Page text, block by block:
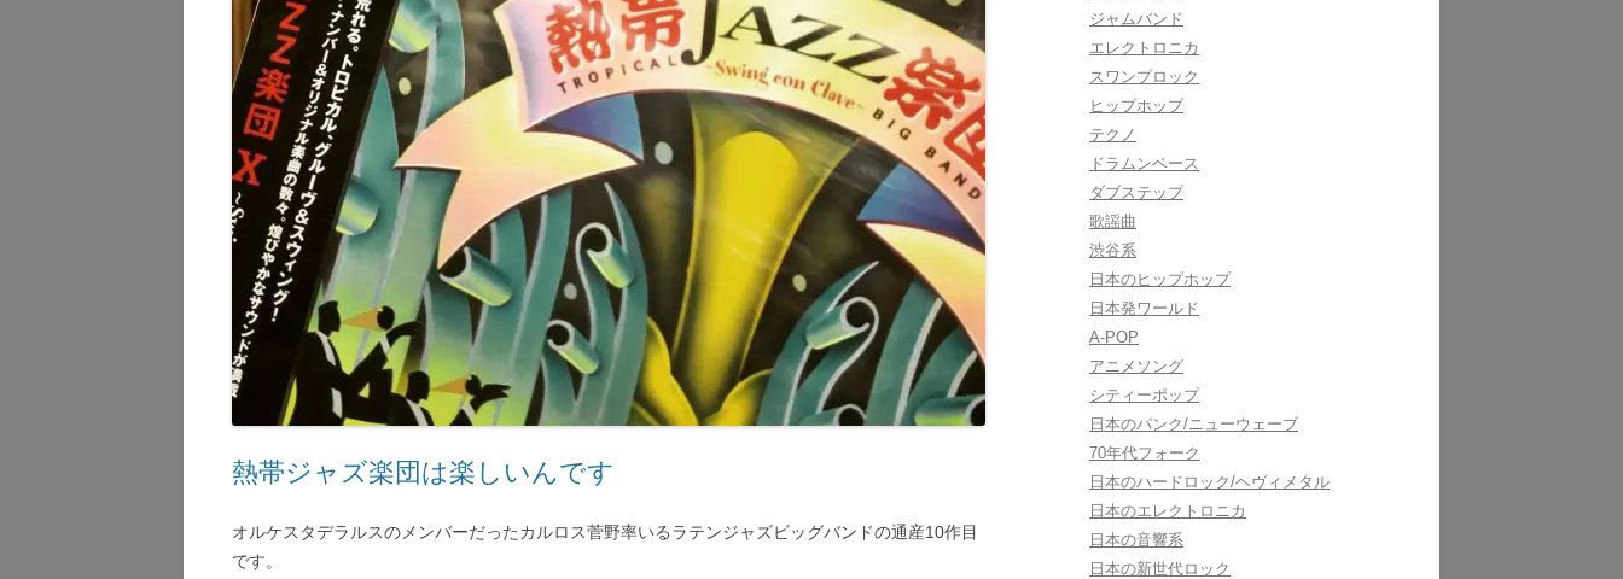
熱帯ジャズ楽団は楽しいんです
オルケスタデラルスのメンバーだったカルロス菅野率いるラテンジャズビッグバンドの通産10作目
です。
ジャムバンド
エレクトロニカ
スワンプロック
ヒップホップ
テクノ
ドラムンベース
ダブステップ
歌謡曲
渋谷系
日本のヒップホップ
日本発ワールド
A-POP
アニメソング
シティーポップ
日本のパンク/ニューウェーブ
70年代フォーク
日本のハードロック/ヘヴィメタル
日本のエレクトロニカ
日本の音響系
日本の新世代ロック